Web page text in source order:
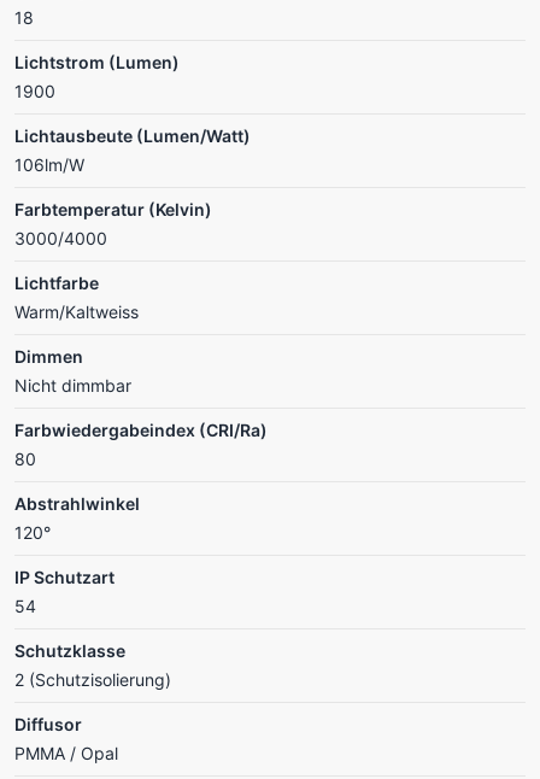
18
Lichtstrom (Lumen)
1900
Lichtausbeute (Lumen/Watt)
106lm/W
Farbtemperatur (Kelvin)
3000/4000
Lichtfarbe
Warm/Kaltweiss
Dimmen
Nicht dimmbar
Farbwiedergabeindex (CRI/Ra)
80
Abstrahlwinkel
120°
IP Schutzart
54
Schutzklasse
2 (Schutzisolierung)
Diffusor
PMMA / Opal